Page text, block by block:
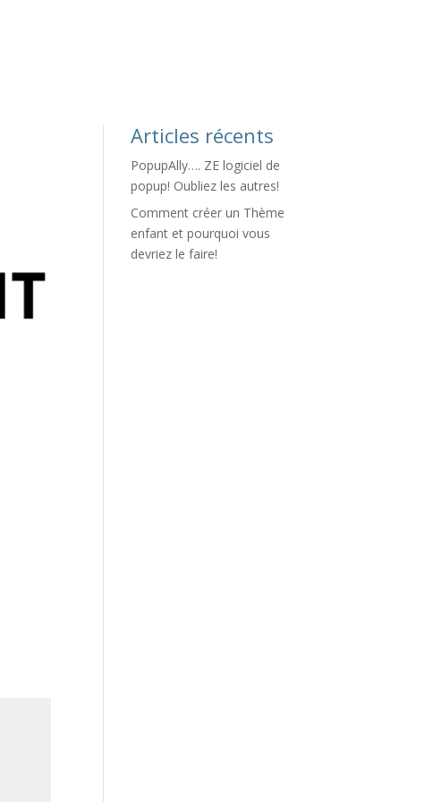
Articles récents
PopupAlly…. ZE logiciel de
popup! Oubliez les autres!
Comment créer un Thème
enfant et pourquoi vous
devriez le faire!